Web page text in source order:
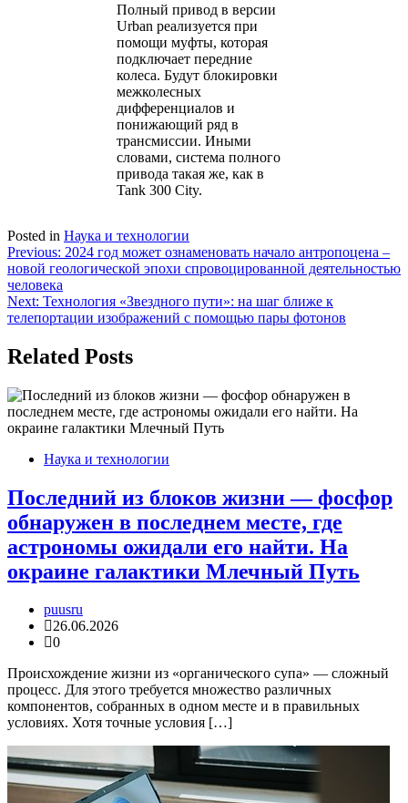
Полный привод в версии
Urban реализуется при
помощи муфты, которая
подключает передние
колеса. Будут блокировки
межколесных
дифференциалов и
понижающий ряд в
трансмиссии. Иными
словами, система полного
привода такая же, как в
Tank 300 City.
Posted in Наука и технологии
Навигация
по
записям
Previous: 2024 год может ознаменовать начало антропоцена –
новой геологической эпохи спровоцированной деятельностью
человека
Next: Технология «Звездного пути»: на шаг ближе к
телепортации изображений с помощью пары фотонов
Related Posts
Наука и технологии
Последний из блоков жизни — фосфор
обнаружен в последнем месте, где
астрономы ожидали его найти. На
окраине галактики Млечный Путь
puusru
26.06.2026
0
Происхождение жизни из «органического супа» — сложный
процесс. Для этого требуется множество различных
компонентов, собранных в одном месте и в правильных
условиях. Хотя точные условия […]